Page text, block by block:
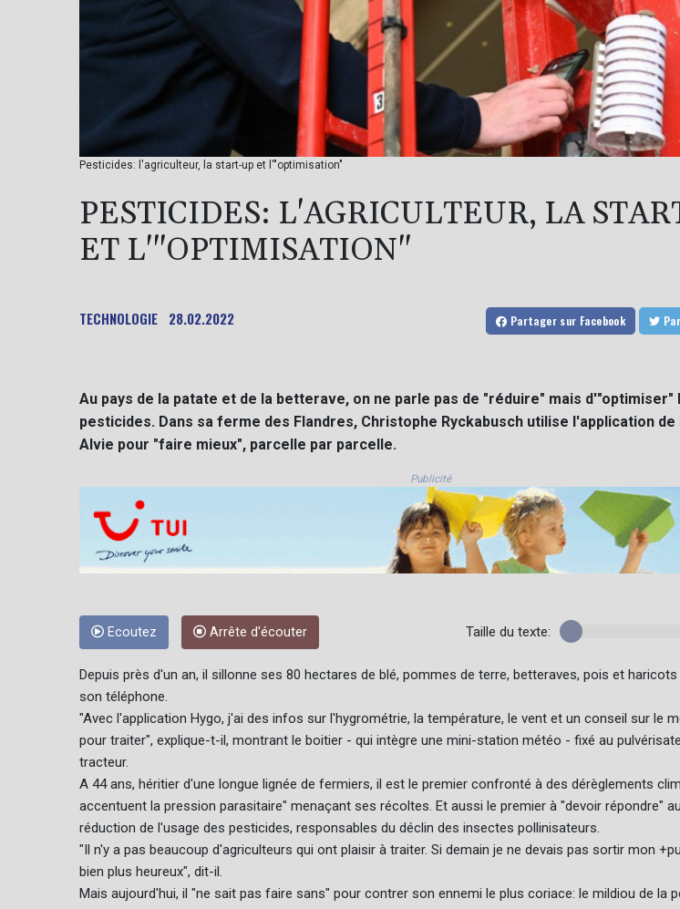
Pesticides: l'agriculteur, la start-up et l'"optimisation"
PESTICIDES: L'AGRICULTEUR, LA
ET L'"OPTIMISATION"
TECHNOLOGIE 28.02.2022 Partager sur Facebook
Au pays de la patate et de la betterave, on ne parle pas de "réduire" mais d'"optimiser"
pesticides. Dans sa ferme des Flandres, Christophe Ryckabusch utilise l'application
Alvie pour "faire mieux", parcelle par parcelle.
Publicité
Ecoutez Arrête d'écouter Taille du texte:
Depuis près d'un an, il sillonne ses 80 hectares de blé, pommes de terre, betteraves, pois et
son téléphone.
"Avec l'application Hygo, j'ai des infos sur l'hygrométrie, la température, le vent et un conseil sur le
pour traiter", explique-t-il, montrant le boitier - qui intègre une mini-station météo - fixé au
tracteur.
A 44 ans, héritier d'une longue lignée de fermiers, il est le premier confronté à des dérèglements
accentuent la pression parasitaire" menaçant ses récoltes. Et aussi le premier à "devoir répondre"
réduction de l'usage des pesticides, responsables du déclin des insectes pollinisateurs.
"Il n'y a pas beaucoup d'agriculteurs qui ont plaisir à traiter. Si demain je ne devais pas sortir mon
bien plus heureux", dit-il.
Mais aujourd'hui, il "ne sait pas faire sans" pour contrer son ennemi le plus coriace: le mildiou de la